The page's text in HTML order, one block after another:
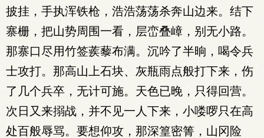
披挂，手执浑铁枪，浩浩荡荡杀奔山边来。结下
寨栅，把山势周围一看，层峦叠嶂，别无小路。
那寨口尽用竹签蒺藜布满。沉吟了半晌，喝令兵
士攻打。那高山上石块、灰瓶雨点般打下来，伤
了几个兵卒，无计可施。天色已晚，只得回营。
次日又来搦战，并不见一人下来，小喽啰只在高
处百般辱骂。要想仰攻，那深篁密箐，山冈险